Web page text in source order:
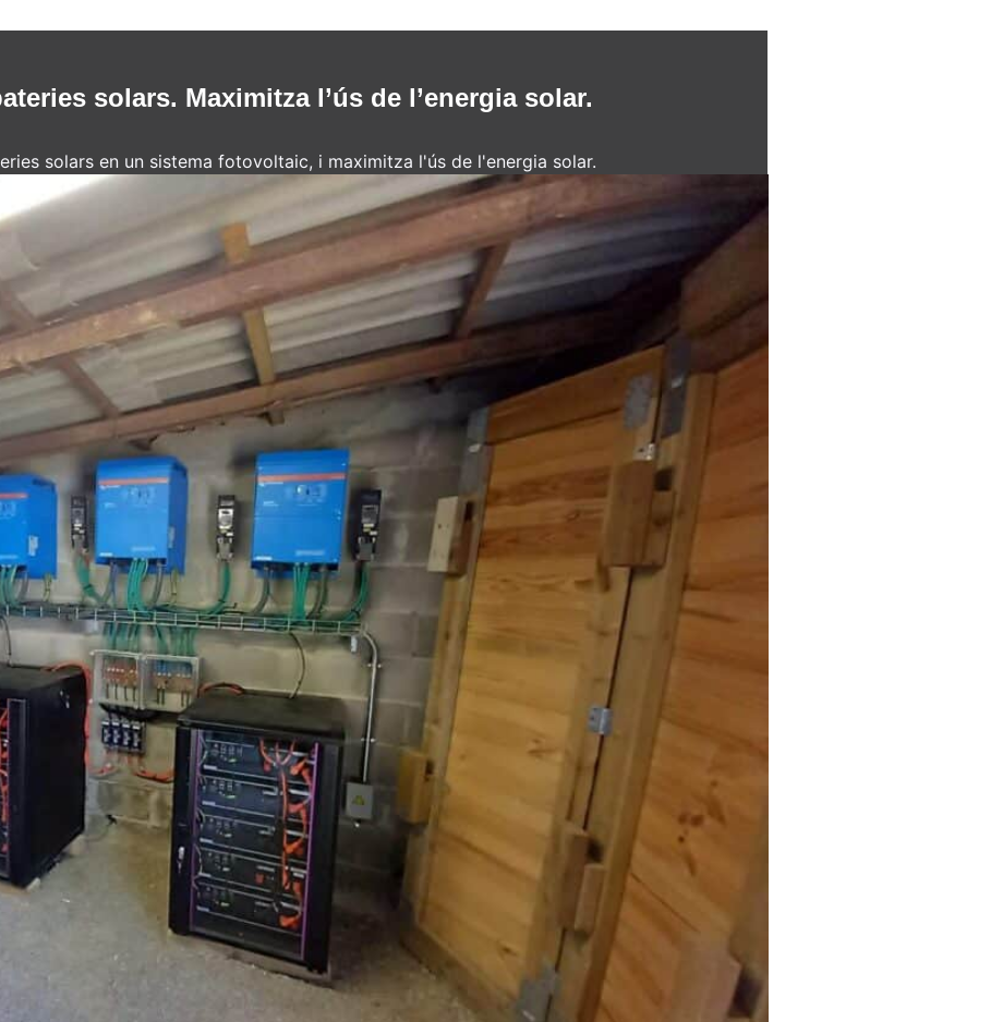
solars. Maximitza l’ús de l’energia solar.
solars en un sistema fotovoltaic, i maximitza l'ús de l'energia solar.